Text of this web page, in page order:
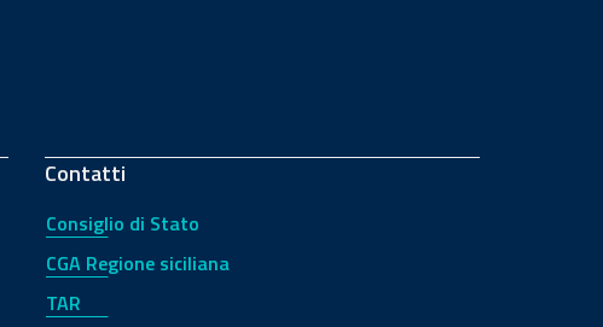
Contatti
Consiglio di Stato
CGA Regione siciliana
TAR